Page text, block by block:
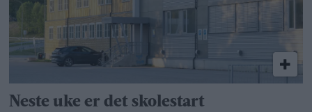
lokal-
og
oppvekstsenter
Neste uke er det skolestart